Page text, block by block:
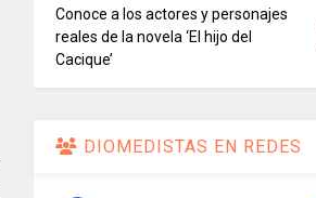
Conoce a los actores y personajes
reales de la novela ‘El hijo del
Cacique’
DIOMEDISTAS EN REDES